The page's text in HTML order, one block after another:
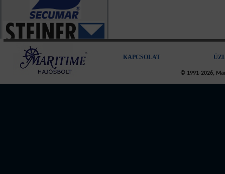
KAPCSOLAT
© 1991-2026,